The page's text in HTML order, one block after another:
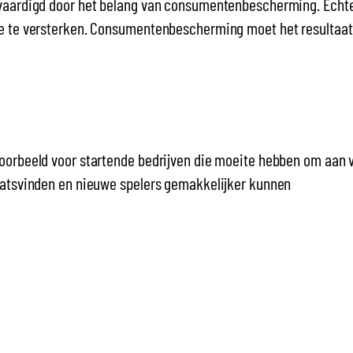
versterken. Consumentenbescherming moet het
voor startende bedrijven die moeite hebben om aan
en nieuwe spelers gemakkelijker kunnen